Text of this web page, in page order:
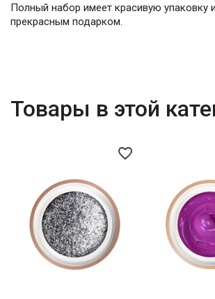
Полный набор имеет красивую упаковку
прекрасным подарком.
Товары в этой
favorite_border